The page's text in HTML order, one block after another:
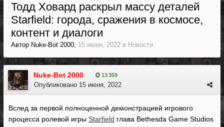
Тодд Ховард раскрыл массу деталей
Starfield: города, сражения в космосе,
контент и диалоги
Автор Nuke-Bot 2000, 15 июня, 2022 в Новости
Nuke-Bot 2000 13 359
Опубликовано 15 июня, 2022
Вслед за первой полноценной демонстрацией игрового
процесса ролевой игры Starfield глава Bethesda Game Studios